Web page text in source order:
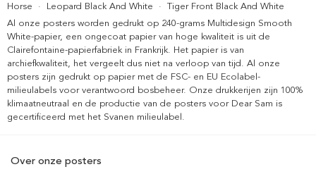
Horse · Leopard Black And White · Tiger Front Black And White
Al onze posters worden gedrukt op 240-grams Multidesign Smooth
White-papier, een ongecoat papier van hoge kwaliteit is uit de
Clairefontaine-papierfabriek in Frankrijk. Het papier is van
archiefkwaliteit, het vergeelt dus niet na verloop van tijd. Al onze
posters zijn gedrukt op papier met de FSC- en EU Ecolabel-
milieulabels voor verantwoord bosbeheer. Onze drukkerijen zijn 100%
klimaatneutraal en de productie van de posters voor Dear Sam is
gecertificeerd met het Svanen milieulabel.
Over onze posters